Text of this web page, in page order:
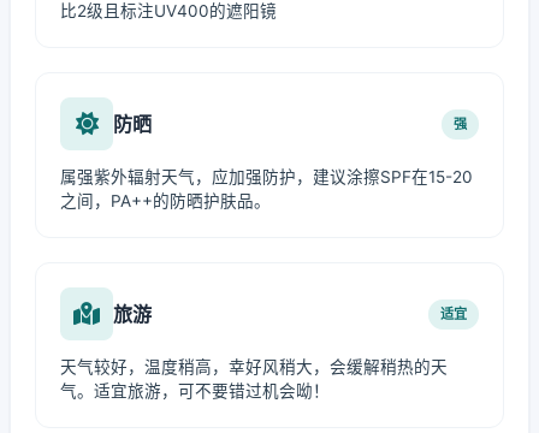
比2级且标注UV400的遮阳镜
防晒 强
属强紫外辐射天气，应加强防护，建议涂擦SPF在15-20
之间，PA++的防晒护肤品。
旅游 适宜
天气较好，温度稍高，幸好风稍大，会缓解稍热的天
气。适宜旅游，可不要错过机会呦！